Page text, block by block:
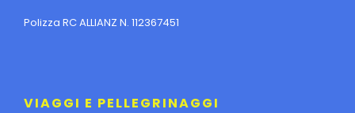
Polizza RC ALLIANZ N. 112367451
VIAGGI E PELLEGRINAGGI